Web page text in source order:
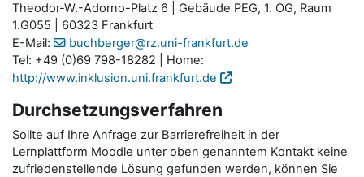
Theodor-W.-Adorno-Platz 6 | Gebäude PEG, 1. OG, Raum
1.G055 | 60323 Frankfurt
E-Mail:
buchberger@rz.uni-frankfurt.de
Tel: +49 (0)69 798-18282 | Home:
http://www.inklusion.uni.frankfurt.de
Durchsetzungsverfahren
Sollte auf Ihre Anfrage zur Barrierefreiheit in der
Lernplattform Moodle unter oben genanntem Kontakt keine
zufriedenstellende Lösung gefunden werden, können Sie